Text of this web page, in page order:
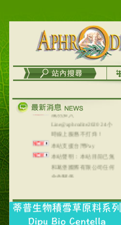
列，可以郵寄至部分亞太
在外租屋者、居住處無管
理員、不方便在工作地點
取件者，歡迎多多使用
【郵局i郵箱】的服務喔～
【i郵箱】設立的地點，請
成功加入
Line@aphrodite2020 24小
時線上服務不打烊！
本站支援台灣Pay
本站聲明：本站目前已無
和葛堡國際有限公司任何
合作關係
本站支援支付宝
NT$320(RMB￥71.00)